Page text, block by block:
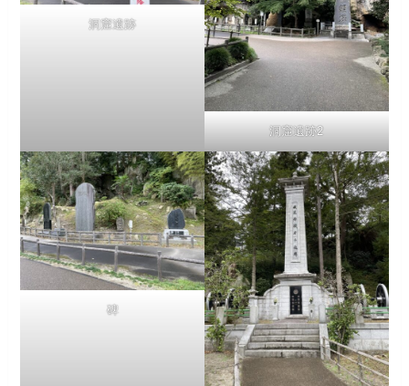
洞窟遺跡
洞窟遺跡2
碑